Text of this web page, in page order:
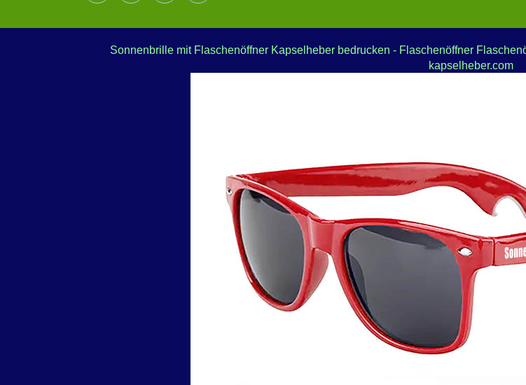
Sonnenbrille mit Flaschenöffner Kapselheber bedrucken - Flaschenöffner
kapselheber.com